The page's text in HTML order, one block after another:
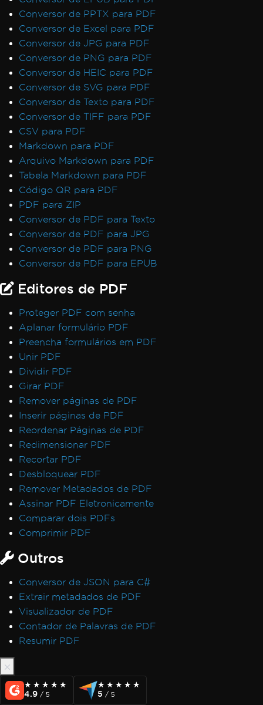
Conversor de PPTX para PDF
Conversor de Excel para PDF
Conversor de JPG para PDF
Conversor de PNG para PDF
Conversor de HEIC para PDF
Conversor de SVG para PDF
Conversor de Texto para PDF
Conversor de TIFF para PDF
CSV para PDF
Markdown para PDF
Arquivo Markdown para PDF
Tabela Markdown para PDF
Código QR para PDF
PDF para ZIP
Conversor de PDF para Texto
Conversor de PDF para JPG
Conversor de PDF para PNG
Conversor de PDF para EPUB
Editores de PDF
Proteger PDF com senha
Aplanar formulário PDF
Preencha formulários em PDF
Unir PDF
Dividir PDF
Girar PDF
Remover páginas de PDF
Inserir páginas de PDF
Reordenar Páginas de PDF
Redimensionar PDF
Recortar PDF
Desbloquear PDF
Remover Metadados de PDF
Assinar PDF Eletronicamente
Comparar dois PDFs
Comprimir PDF
Outros
Conversor de JSON para C#
Extrair metadados de PDF
Visualizador de PDF
Contador de Palavras de PDF
Resumir PDF
★★★★★
★★★★★
4.9 / 5
★★★★★
★★★★★
5 / 5